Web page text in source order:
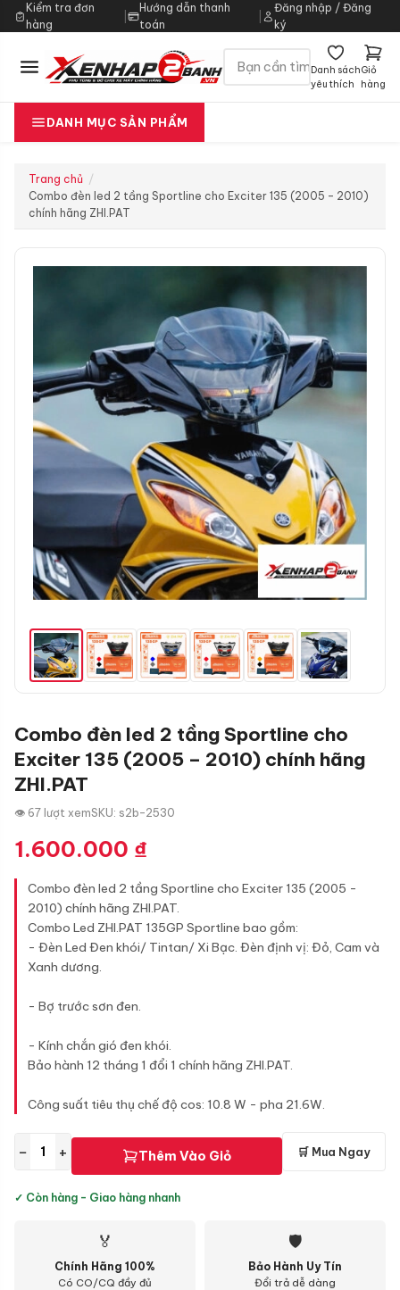
Kiểm tra đơn
hàng
|
Hướng dẫn thanh
toán
Đăng nhập / Đăng
ký
Danh sách
yêu thích
Giỏ
hàng
DANH MỤC SẢN PHẨM
Trang chủ
Combo đèn led 2 tầng Sportline cho Exciter 135 (2005 – 2010)
chính hãng ZHI.PAT
Combo đèn led 2 tầng Sportline cho
Exciter 135 (2005 – 2010) chính hãng
ZHI.PAT
👁 67 lượt xemSKU: s2b-2530
1.600.000 ₫
Combo đèn led 2 tầng Sportline cho Exciter 135 (2005 -
2010) chính hãng ZHI.PAT.
Combo Led ZHI.PAT 135GP Sportline bao gồm:
- Đèn Led Đen khói/ Tintan/ Xi Bạc. Đèn định vị: Đỏ, Cam và
Xanh dương.
- Bợ trước sơn đen.
- Kính chắn gió đen khói.
Bảo hành 12 tháng 1 đổi 1 chính hãng ZHI.PAT.
Công suất tiêu thụ chế độ cos: 10.8 W - pha 21.6W.
− + Thêm Vào Giỏ 🛒 Mua Ngay
✓ Còn hàng - Giao hàng nhanh
🏅
Chính Hãng 100%
Có CO/CQ đầy đủ
🛡
Bảo Hành Uy Tín
Đổi trả dễ dàng